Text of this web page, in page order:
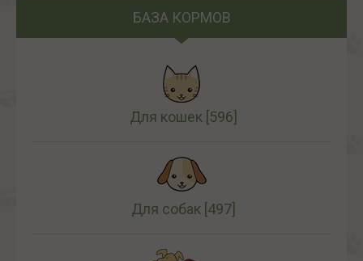
БАЗА КОРМОВ
Для кошек [596]
Для собак [497]